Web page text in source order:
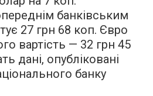
банківським
27 грн 68 коп. Євро
вартість — 32 грн 45
дані, опубліковані
банку